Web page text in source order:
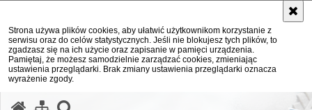
Strona używa plików cookies, aby ułatwić użytkownikom korzystanie z
serwisu oraz do celów statystycznych. Jeśli nie blokujesz tych plików, to
zgadzasz się na ich użycie oraz zapisanie w pamięci urządzenia.
Pamiętaj, że możesz samodzielnie zarządzać cookies, zmieniając
ustawienia przeglądarki. Brak zmiany ustawienia przeglądarki oznacza
wyrażenie zgody.